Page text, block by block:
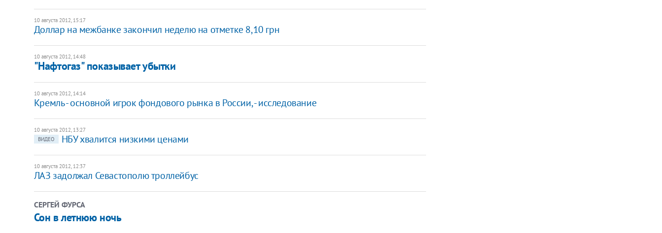
10 августа 2012, 15:17
Доллар на межбанке закончил неделю на отметке 8,10 грн
10 августа 2012, 14:48
"Нафтогаз" показывает убытки
10 августа 2012, 14:14
Кремль - основной игрок фондового рынка в России, - исследование
10 августа 2012, 13:27
ВИДЕО
НБУ хвалится низкими ценами
10 августа 2012, 12:37
ЛАЗ задолжал Севастополю троллейбус
СЕРГЕЙ ФУРСА
Сон в летнюю ночь